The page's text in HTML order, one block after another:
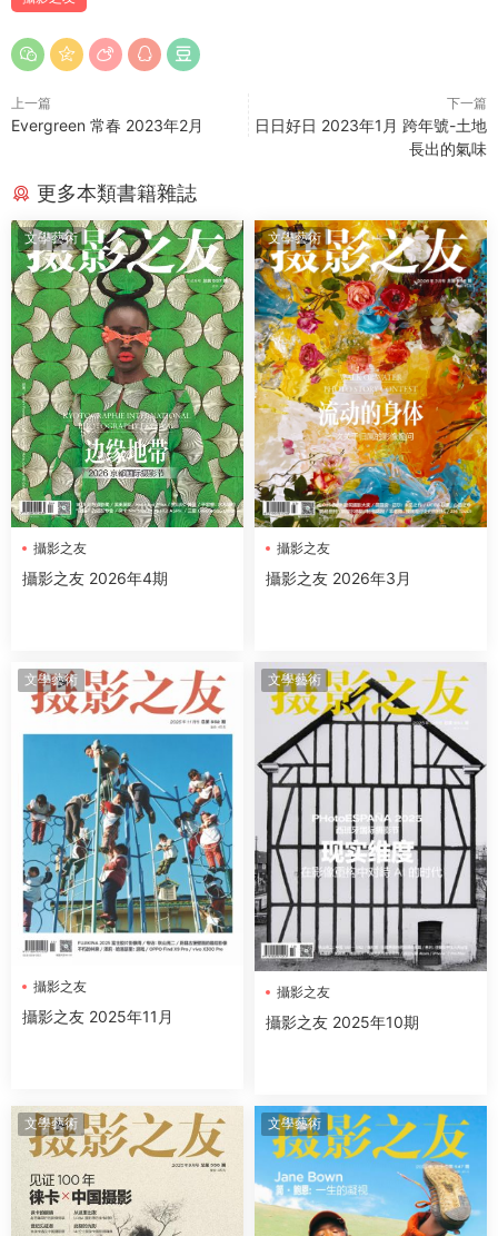
上一篇
Evergreen 常春 2023年2月
下一篇
日日好日 2023年1月 跨年號-土地
長出的氣味
更多本類書籍雜誌
文學藝術
攝影之友
攝影之友 2026年4期
文學藝術
攝影之友
攝影之友 2026年3月
文學藝術
攝影之友
攝影之友 2025年11月
文學藝術
攝影之友
攝影之友 2025年10期
文學藝術 文學藝術